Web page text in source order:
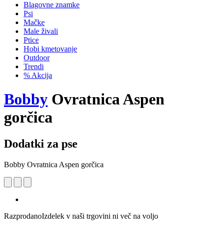
Blagovne znamke
Psi
Mačke
Male živali
Ptice
Hobi kmetovanje
Outdoor
Trendi
% Akcija
Bobby Ovratnica Aspen
gorčica
Dodatki za pse
Bobby Ovratnica Aspen gorčica
RazprodanoIzdelek v naši trgovini ni več na voljo